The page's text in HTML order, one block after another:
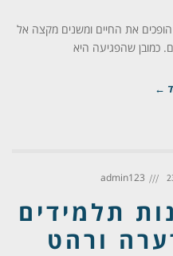
את החיים ומשנים מקצה אל
כמובן שהפגיעה היא
←
admin123
תלמידים
ורהט